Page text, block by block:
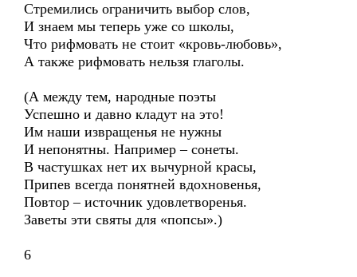
Стремились ограничить выбор слов,
И знаем мы теперь уже со школы,
Что рифмовать не стоит «кровь-любовь»,
А также рифмовать нельзя глаголы.
(А между тем, народные поэты
Успешно и давно кладут на это!
Им наши извращенья не нужны
И непонятны. Например – сонеты.
В частушках нет их вычурной красы,
Припев всегда понятней вдохновенья,
Повтор – источник удовлетворенья.
Заветы эти святы для «попсы».)
6